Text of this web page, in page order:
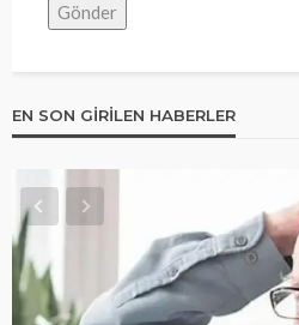
EN SON GIRILEN HABERLER